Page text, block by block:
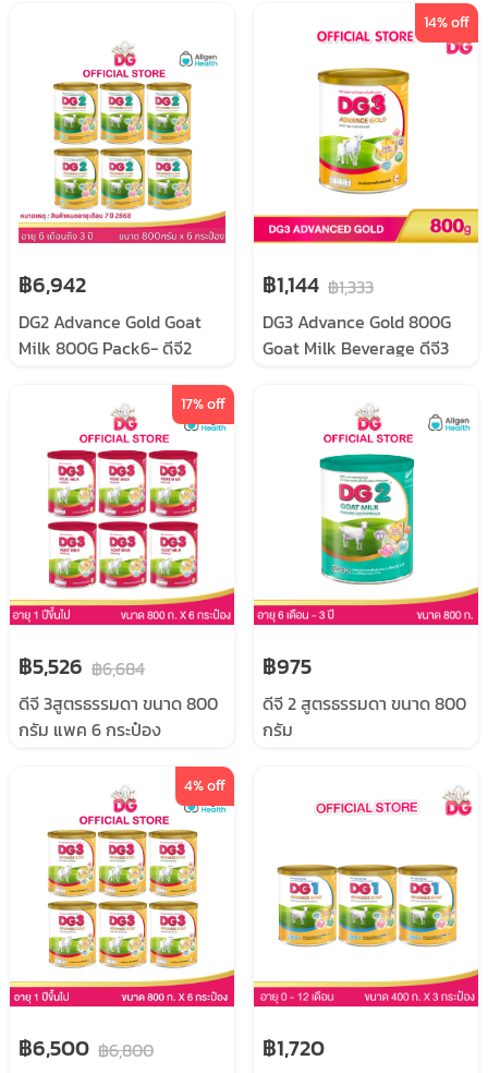
฿6,942
DG2 Advance Gold Goat
Milk 800G Pack6- ดีจี2
14% off
฿1,144 ฿1,333
DG3 Advance Gold 800G
Goat Milk Beverage ดีจี3
17% off
฿5,526 ฿6,684
ดีจี 3สูตรธรรมดา ขนาด 800
กรัม แพค 6 กระป๋อง
฿975
ดีจี 2 สูตรธรรมดา ขนาด 800
กรัม
4% off
฿6,500 ฿6,800
฿1,720